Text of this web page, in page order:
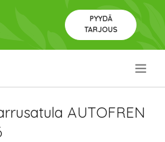
PYYDÄ
TARJOUS
AUTOFREN